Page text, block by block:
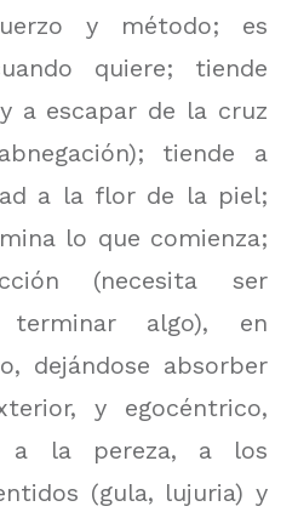
y método; es
quiere; tiende
a escapar de la cruz
tiende a
a la flor de la piel;
lo que comienza;
(necesita ser
terminar algo), en
dejándose absorber
y egocéntrico,
a la pereza, a los
(gula, lujuria) y